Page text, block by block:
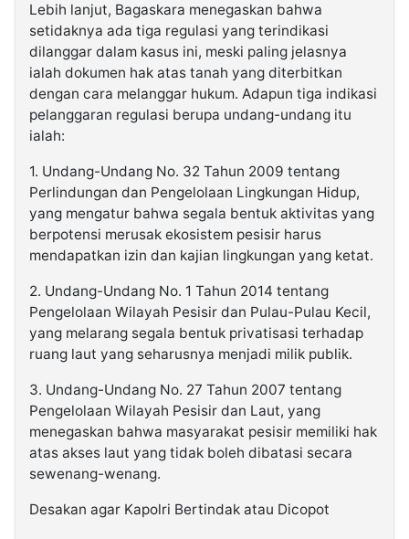
Lebih lanjut, Bagaskara menegaskan bahwa
setidaknya ada tiga regulasi yang terindikasi
dilanggar dalam kasus ini, meski paling jelasnya
ialah dokumen hak atas tanah yang diterbitkan
dengan cara melanggar hukum. Adapun tiga indikasi
pelanggaran regulasi berupa undang-undang itu
ialah:
1. Undang-Undang No. 32 Tahun 2009 tentang
Perlindungan dan Pengelolaan Lingkungan Hidup,
yang mengatur bahwa segala bentuk aktivitas yang
berpotensi merusak ekosistem pesisir harus
mendapatkan izin dan kajian lingkungan yang ketat.
2. Undang-Undang No. 1 Tahun 2014 tentang
Pengelolaan Wilayah Pesisir dan Pulau-Pulau Kecil,
yang melarang segala bentuk privatisasi terhadap
ruang laut yang seharusnya menjadi milik publik.
3. Undang-Undang No. 27 Tahun 2007 tentang
Pengelolaan Wilayah Pesisir dan Laut, yang
menegaskan bahwa masyarakat pesisir memiliki hak
atas akses laut yang tidak boleh dibatasi secara
sewenang-wenang.
Desakan agar Kapolri Bertindak atau Dicopot